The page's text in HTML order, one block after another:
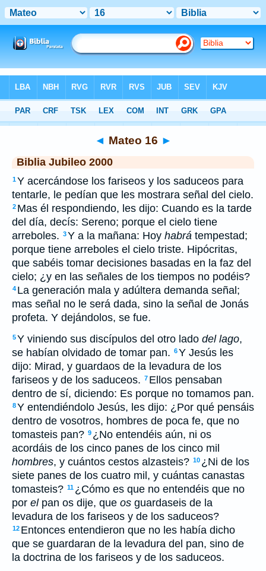
>JUB> Mateo 16
◄ Mateo 16 ►
Biblia Jubileo 2000
1Y acercándose los fariseos y los saduceos para
tentarle, le pedían que les mostrara señal del cielo.
2 Mas él respondiendo, les dijo: Cuando es la tarde
del día, decís: Sereno; porque el cielo tiene
arreboles. 3Y a la mañana: Hoy habrá tempestad;
porque tiene arreboles el cielo triste. Hipócritas,
que sabéis tomar decisiones basadas en la faz del
cielo; ¿y en las señales de los tiempos no podéis?
4 La generación mala y adúltera demanda señal;
mas señal no le será dada, sino la señal de Jonás
profeta. Y dejándolos, se fue.
5Y viniendo sus discípulos del otro lado del lago,
se habían olvidado de tomar pan. 6Y Jesús les
dijo: Mirad, y guardaos de la levadura de los
fariseos y de los saduceos. 7 Ellos pensaban
dentro de sí, diciendo: Es porque no tomamos pan.
8Y entendiéndolo Jesús, les dijo: ¿Por qué pensáis
dentro de vosotros, hombres de poca fe, que no
tomasteis pan? 9 ¿No entendéis aún, ni os
acordáis de los cinco panes de los cinco mil
hombres, y cuántos cestos alzasteis? 10 ¿Ni de los
siete panes de los cuatro mil, y cuántas canastas
tomasteis? 11 ¿Cómo es que no entendéis que no
por elpan os dije, que os guardaseis de la
levadura de los fariseos y de los saduceos?
12 Entonces entendieron que no les había dicho
que se guardaran de la levadura del pan, sino de
la doctrina de los fariseos y de los saduceos.